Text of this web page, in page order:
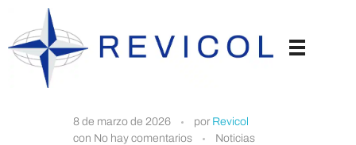
R
8 de marzo de 2026 por Revicol
con No hay comentarios Noticias